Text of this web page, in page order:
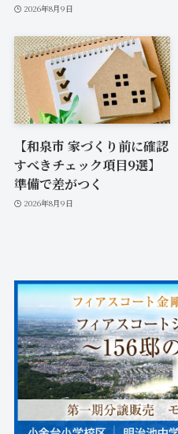
2026年8月9日
【和泉市 家づくり前に確認
すべきチェック項目9選】
準備で差がつく
2026年8月9日